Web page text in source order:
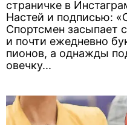
страничке в
Настей и подписью:
Спортсмен засыпает
и почти ежедневно
пионов, а однажды
овечку...